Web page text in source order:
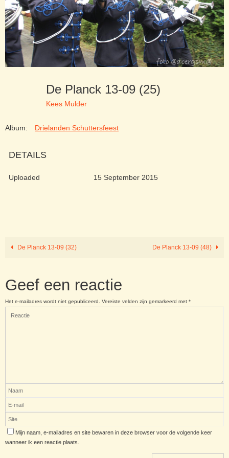
De Planck 13-09 (25)
Kees Mulder
Album: Drielanden Schuttersfeest
DETAILS
Uploaded 15 September 2015
De Planck 13-09 (32) De Planck 13-09 (48)
Geef een reactie
Het e-mailadres wordt niet gepubliceerd. Vereiste velden zijn gemarkeerd met *
Mijn naam, e-mailadres en site bewaren in deze browser voor de volgende keer
wanneer ik een reactie plaats.